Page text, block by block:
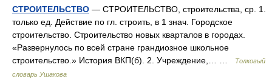
СТРОИТЕЛЬСТВО — СТРОИТЕЛЬСТВО, строительства, ср. 1.
только ед. Действие по гл. строить, в 1 знач. Городское
строительство. Строительство новых кварталов в городах.
«Развернулось по всей стране грандиозное школьное
строительство.» История ВКП(б). 2. Учреждение,… …
Толковый
словарь Ушакова